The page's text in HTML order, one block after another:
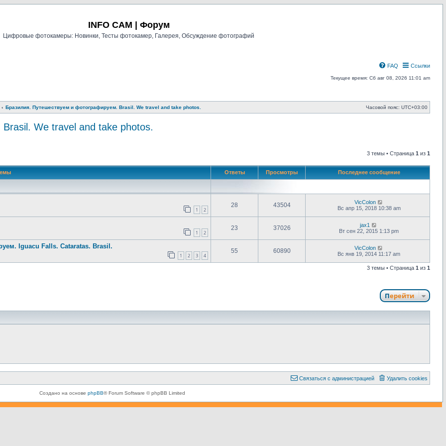
INFO CAM | Форум
Цифровые фотокамеры: Новинки, Тесты фотокамер, Галерея, Обсуждение фотографий
Ссылки
FAQ
Текущее время: Сб авг 08, 2026 11:01 am
Бразилия. Путешествуем и фотографируем. Brasil. We travel and take photos. Часовой пояс: UTC+03:00
We travel and take photos.
поиск 3 темы • Страница 1 из 1
Ответы Просмотры Последнее сообщение
1 2
28 43504
VicColon
Вс апр 15, 2018 10:38 am
1 2
23 37026
jax1
Вт сен 22, 2015 1:13 pm
Iguacu Falls. Cataratas. Brasil.
1 2 3 4
55 60890
VicColon
Вс янв 19, 2014 11:17 am
3 темы • Страница 1 из 1
Перейти
Удалить cookies
Связаться с администрацией
Создано на основе phpBB® Forum Software © phpBB Limited